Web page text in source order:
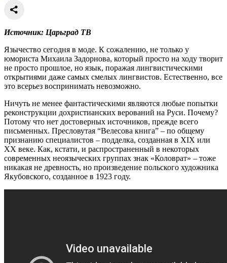
Источник: Царьград ТВ
Язычество сегодня в моде. К сожалению, не только у
юмориста Михаила Задорнова, который просто на ходу творит
не просто прошлое, но язык, поражая лингвистическими
открытиями даже самых смелых лингвистов. Естественно, все
это всерьез воспринимать невозможно.
Ничуть не менее фантастическими являются любые попытки
реконструкции дохристианских верований на Руси. Почему?
Потому что нет достоверных источников, прежде всего
письменных. Пресловутая “Велесова книга” – по общему
признанию специалистов – подделка, созданная в XIX или
XX веке. Как, кстати, и распространенный в некоторых
современных неоязыческих группах знак «Коловрат» – тоже
никакая не древность, но произведение польского художника
Якубовского, созданное в 1923 году.